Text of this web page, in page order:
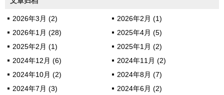
2026年3月 (2)
2026年2月 (1)
2026年1月 (28)
2025年4月 (5)
2025年2月 (1)
2025年1月 (2)
2024年12月 (6)
2024年11月 (2)
2024年10月 (2)
2024年8月 (7)
2024年7月 (3)
2024年6月 (2)